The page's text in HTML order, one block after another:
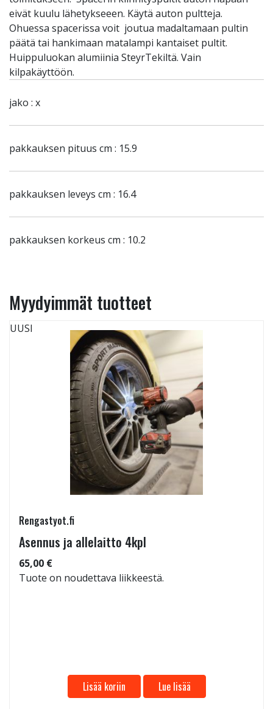
eivät kuulu lähetykseeen. Käytä auton pultteja.
Ohuessa spacerissa voit joutua madaltamaan pultin
päätä tai hankimaan matalampi kantaiset pultit.
Huippuluokan alumiinia SteyrTekiltä. Vain
kilpakäyttöön.
jako : x
pakkauksen pituus cm : 15.9
pakkauksen leveys cm : 16.4
pakkauksen korkeus cm : 10.2
Myydyimmät tuotteet
UUSI
Rengastyot.fi
Asennus ja allelaitto 4kpl
65,00 €
Tuote on noudettava liikkeestä.
Lisää koriin Lue lisää